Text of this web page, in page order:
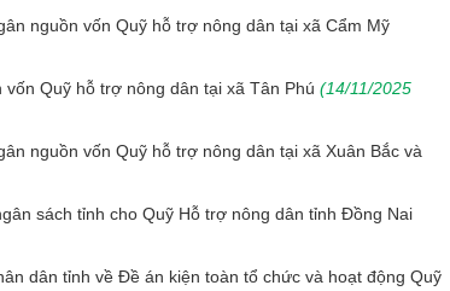
nguồn vốn Quỹ hỗ trợ nông dân tại xã Cẩm Mỹ
Quỹ hỗ trợ nông dân tại xã Tân Phú (14/11/2025
nguồn vốn Quỹ hỗ trợ nông dân tại xã Xuân Bắc và
sách tỉnh cho Quỹ Hỗ trợ nông dân tỉnh Đồng Nai
dân tỉnh về Đề án kiện toàn tổ chức và hoạt động Quỹ